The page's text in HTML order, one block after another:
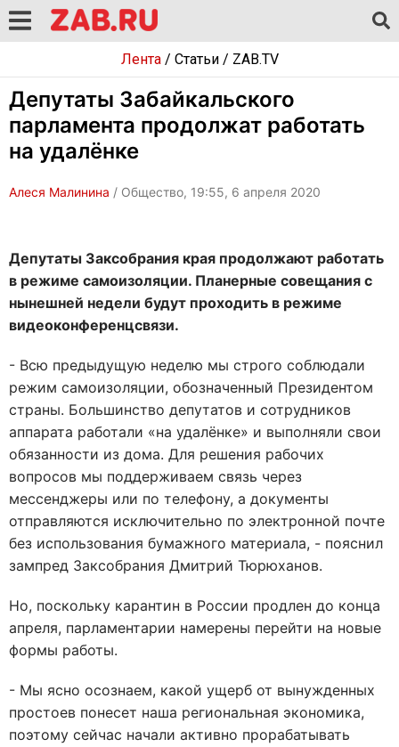
Лента/ Статьи/ ZAB.TV
Депутаты Забайкальского
парламента продолжат работать
на удалёнке
Алеся Малинина / Общество, 19:55, 6 апреля 2020
Депутаты Заксобрания края продолжают работать
в режиме самоизоляции. Планерные совещания с
нынешней недели будут проходить в режиме
видеоконференцсвязи.
- Всю предыдущую неделю мы строго соблюдали
режим самоизоляции, обозначенный Президентом
страны. Большинство депутатов и сотрудников
аппарата работали «на удалёнке» и выполняли свои
обязанности из дома. Для решения рабочих
вопросов мы поддерживаем связь через
мессенджеры или по телефону, а документы
отправляются исключительно по электронной почте
без использования бумажного материала, - пояснил
зампред Заксобрания Дмитрий Тюрюханов.
Но, поскольку карантин в России продлен до конца
апреля, парламентарии намерены перейти на новые
формы работы.
- Мы ясно осознаем, какой ущерб от вынужденных
простоев понесет наша региональная экономика,
поэтому сейчас начали активно прорабатывать